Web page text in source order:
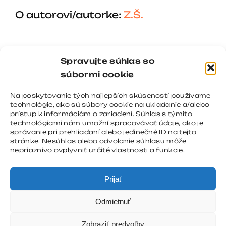
Spravujte súhlas so
súbormi cookie
Na poskytovanie tých najlepších skúseností používame
technológie, ako sú súbory cookie na ukladanie a/alebo
prístup k informáciám o zariadení. Súhlas s týmito
technológiami nám umožní spracovávať údaje, ako je
správanie pri prehliadaní alebo jedinečné ID na tejto
stránke. Nesúhlas alebo odvolanie súhlasu môže
nepriaznivo ovplyvniť určité vlastnosti a funkcie.
Prijať
Odmietnuť
Zobraziť predvoľby
O autorovi/autorke: Z.Š.